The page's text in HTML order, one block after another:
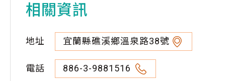
相關資訊
地址 宜蘭縣礁溪鄉溫泉路38號
電話 886-3-9881516